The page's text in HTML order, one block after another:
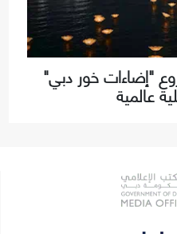
"إضاءات خور دبي"
عالمية